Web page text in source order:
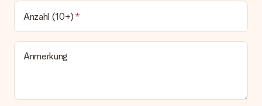
Anzahl (10+)
Anmerkung